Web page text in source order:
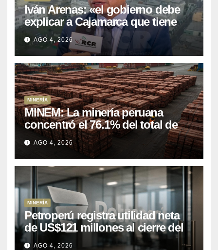
Iván Arenas: «el gobierno debe
explicar a Cajamarca que tiene
US$ 16 mil millones en proyectos
mineros para salir de la pobreza
AGO 4, 2026
MINERÍA
MINEM: La minería peruana
concentró el 76.1% del total de
las exportaciones nacionales
entre enero y abril de 2026
AGO 4, 2026
MINERÍA
Petroperú registra utilidad neta
de US$121 millones al cierre del
primer semestre 2026
AGO 4, 2026